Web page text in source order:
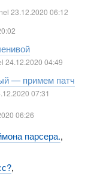
23.12.2020 06:12
24.12.2020 04:49
— примем патч
07:31
06:26
парсера.,
,